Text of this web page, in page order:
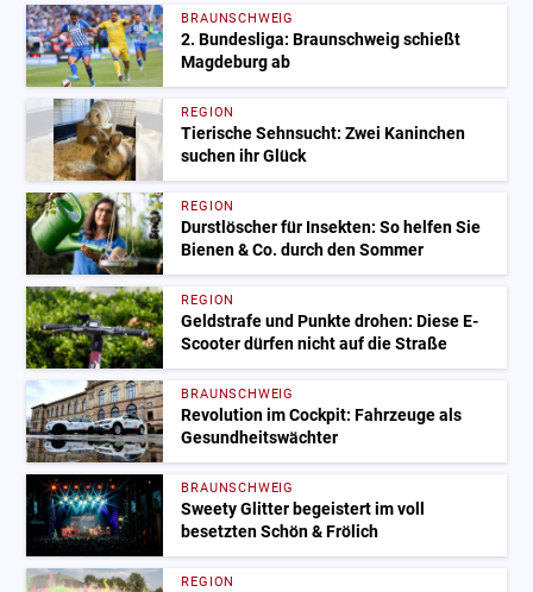
BRAUNSCHWEIG
2. Bundesliga: Braunschweig schießt
Magdeburg ab
REGION
Tierische Sehnsucht: Zwei Kaninchen
suchen ihr Glück
REGION
Durstlöscher für Insekten: So helfen Sie
Bienen & Co. durch den Sommer
REGION
Geldstrafe und Punkte drohen: Diese E-
Scooter dürfen nicht auf die Straße
BRAUNSCHWEIG
Revolution im Cockpit: Fahrzeuge als
Gesundheitswächter
BRAUNSCHWEIG
Sweety Glitter begeistert im voll
besetzten Schön & Frölich
REGION